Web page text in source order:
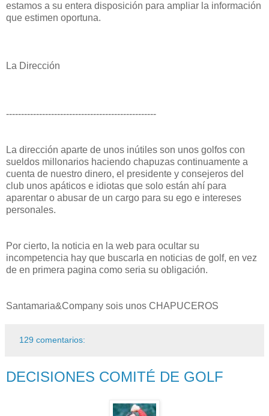
estamos a su entera disposición para ampliar la información
que estimen oportuna.
La Dirección
--------------------------------------------------
La dirección aparte de unos inútiles son unos golfos con
sueldos millonarios haciendo chapuzas continuamente a
cuenta de nuestro dinero, el presidente y consejeros del
club unos apáticos e idiotas que solo están ahí para
aparentar o abusar de un cargo para su ego e intereses
personales.
Por cierto, la noticia en la web para ocultar su
incompetencia hay que buscarla en noticias de golf, en vez
de en primera pagina como seria su obligación.
Santamaria&Company sois unos CHAPUCEROS
129 comentarios:
DECISIONES COMITÉ DE GOLF